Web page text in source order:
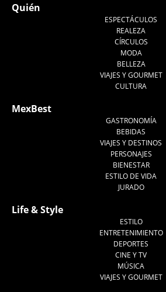
Quién
ESPECTÁCULOS
REALEZA
CÍRCULOS
MODA
BELLEZA
VIAJES Y GOURMET
CULTURA
MexBest
GASTRONOMÍA
BEBIDAS
VIAJES Y DESTINOS
PERSONAJES
BIENESTAR
ESTILO DE VIDA
JURADO
Life & Style
ESTILO
ENTRETENIMIENTO
DEPORTES
CINE Y TV
MÚSICA
VIAJES Y GOURMET